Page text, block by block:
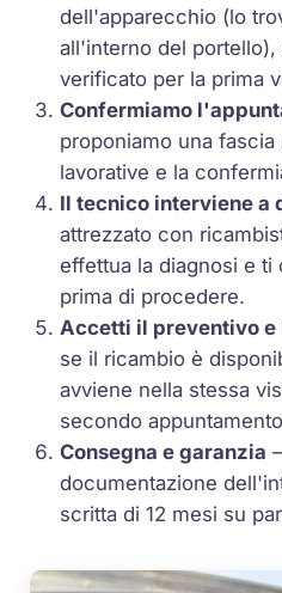
dell'apparecchio (lo
all'interno del
verificato per la prima
Confermiamo
proponiamo una
lavorative e la
Il tecnico interviene a
attrezzato con
effettua la diagnosi e
prima di procedere.
Accetti il preventivo
se il ricambio è
avviene nella stessa
secondo
Consegna e garanzia
documentazione
scritta di 12 mesi su